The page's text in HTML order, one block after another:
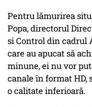
Pentru lămurirea
Popa, directorul
si Control din cadrul
care au apucat să
minune, ei nu vor
canale în format HD,
o calitate inferioară.